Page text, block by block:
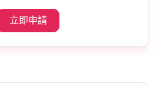
立即申請